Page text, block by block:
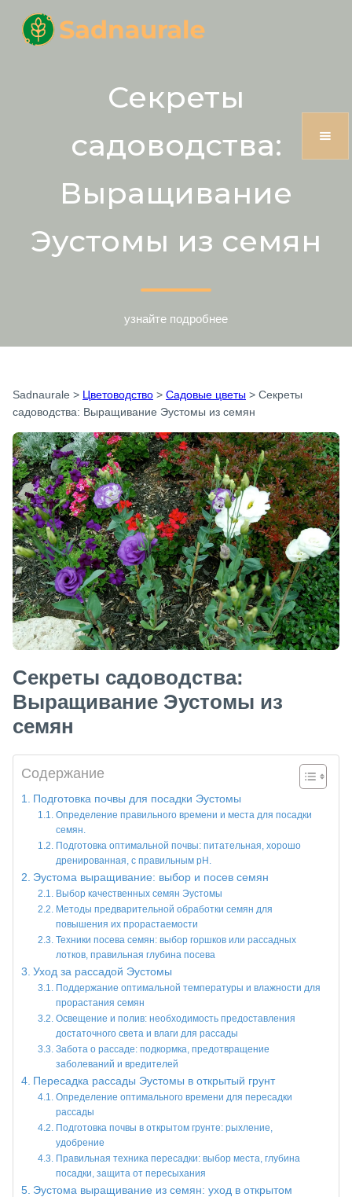
Секреты
садоводства:
Выращивание
Эустомы из семян
узнайте подробнее
Sadnaurale > Цветоводство > Садовые цветы > Секреты
садоводства: Выращивание Эустомы из семян
Секреты садоводства:
Выращивание Эустомы из
семян
Содержание
Подготовка почвы для посадки Эустомы
Определение правильного времени и места для посадки
семян.
Подготовка оптимальной почвы: питательная, хорошо
дренированная, с правильным pH.
Эустома выращивание: выбор и посев семян
Выбор качественных семян Эустомы
Методы предварительной обработки семян для
повышения их прорастаемости
Техники посева семян: выбор горшков или рассадных
лотков, правильная глубина посева
Уход за рассадой Эустомы
Поддержание оптимальной температуры и влажности для
прорастания семян
Освещение и полив: необходимость предоставления
достаточного света и влаги для рассады
Забота о рассаде: подкормка, предотвращение
заболеваний и вредителей
Пересадка рассады Эустомы в открытый грунт
Определение оптимального времени для пересадки
рассады
Подготовка почвы в открытом грунте: рыхление,
удобрение
Правильная техника пересадки: выбор места, глубина
посадки, защита от пересыхания
Эустома выращивание из семян: уход в открытом